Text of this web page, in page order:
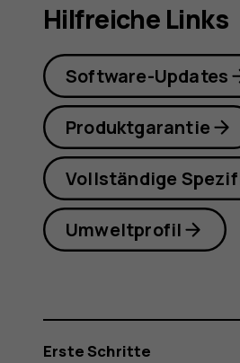
Hilfreiche Links
Software-Updates
Produktgarantie
Vollständige
Umweltprofil
Erste Schritte